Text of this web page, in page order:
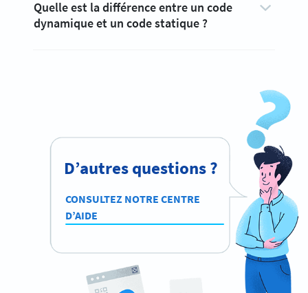
Quelle est la différence entre un code
dynamique et un code statique ?
D’autres questions ?
CONSULTEZ NOTRE CENTRE
D’AIDE